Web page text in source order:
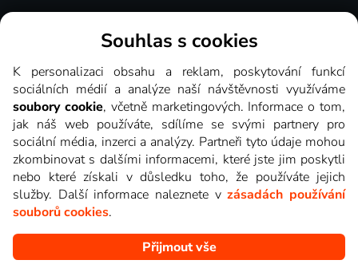
Videotéka
Copyright © goNET s.r.o. Na tomto webu jsou zobrazovány
Souhlas s cookies
K personalizaci obsahu a reklam, poskytování funkcí
sociálních médií a analýze naší návštěvnosti využíváme
soubory cookie, včetně marketingových. Informace o tom,
jak náš web používáte, sdílíme se svými partnery pro
sociální média, inzerci a analýzy. Partneři tyto údaje mohou
zkombinovat s dalšími informacemi, které jste jim poskytli
nebo které získali v důsledku toho, že používáte jejich
služby. Další informace naleznete vzásadách používání
souborů cookies.
Přijmout vše